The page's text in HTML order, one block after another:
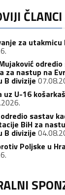
ČLANCI
za utakmicu
za nastup na
B divizije
uz U-16
sastav
BiH za
B divizije
Poljske u